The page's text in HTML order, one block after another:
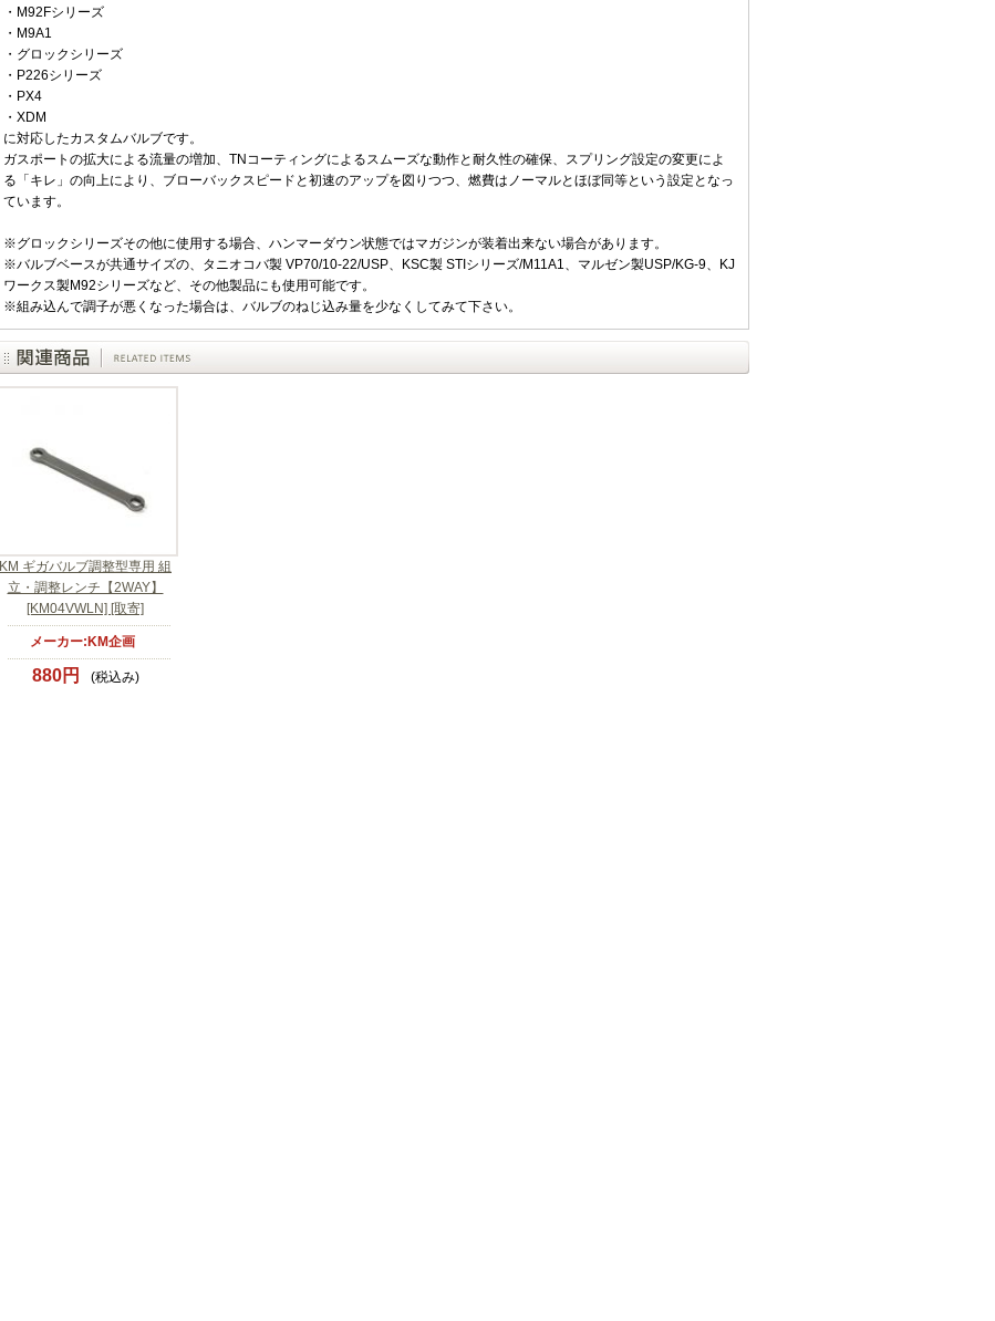
・M92Fシリーズ
・M9A1
・グロックシリーズ
・P226シリーズ
・PX4
・XDM
に対応したカスタムバルブです。
ガスポートの拡大による流量の増加、TNコーティングによるスムーズな動作と耐久性の確保、スプリング設定の変更によ
る「キレ」の向上により、ブローバックスピードと初速のアップを図りつつ、燃費はノーマルとほぼ同等という設定となっ
ています。
※グロックシリーズその他に使用する場合、ハンマーダウン状態ではマガジンが装着出来ない場合があります。
※バルブベースが共通サイズの、タニオコバ製 VP70/10-22/USP、KSC製 STIシリーズ/M11A1、マルゼン製USP/KG-9、KJ
ワークス製M92シリーズなど、その他製品にも使用可能です。
※組み込んで調子が悪くなった場合は、バルブのねじ込み量を少なくしてみて下さい。
KM ギガバルブ調整型専用 組
立・調整レンチ【2WAY】
[KM04VWLN] [取寄]
メーカー:KM企画
880円 (税込み)